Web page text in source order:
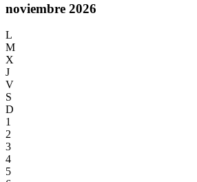
noviembre 2026
L
M
X
J
V
S
D
1
2
3
4
5